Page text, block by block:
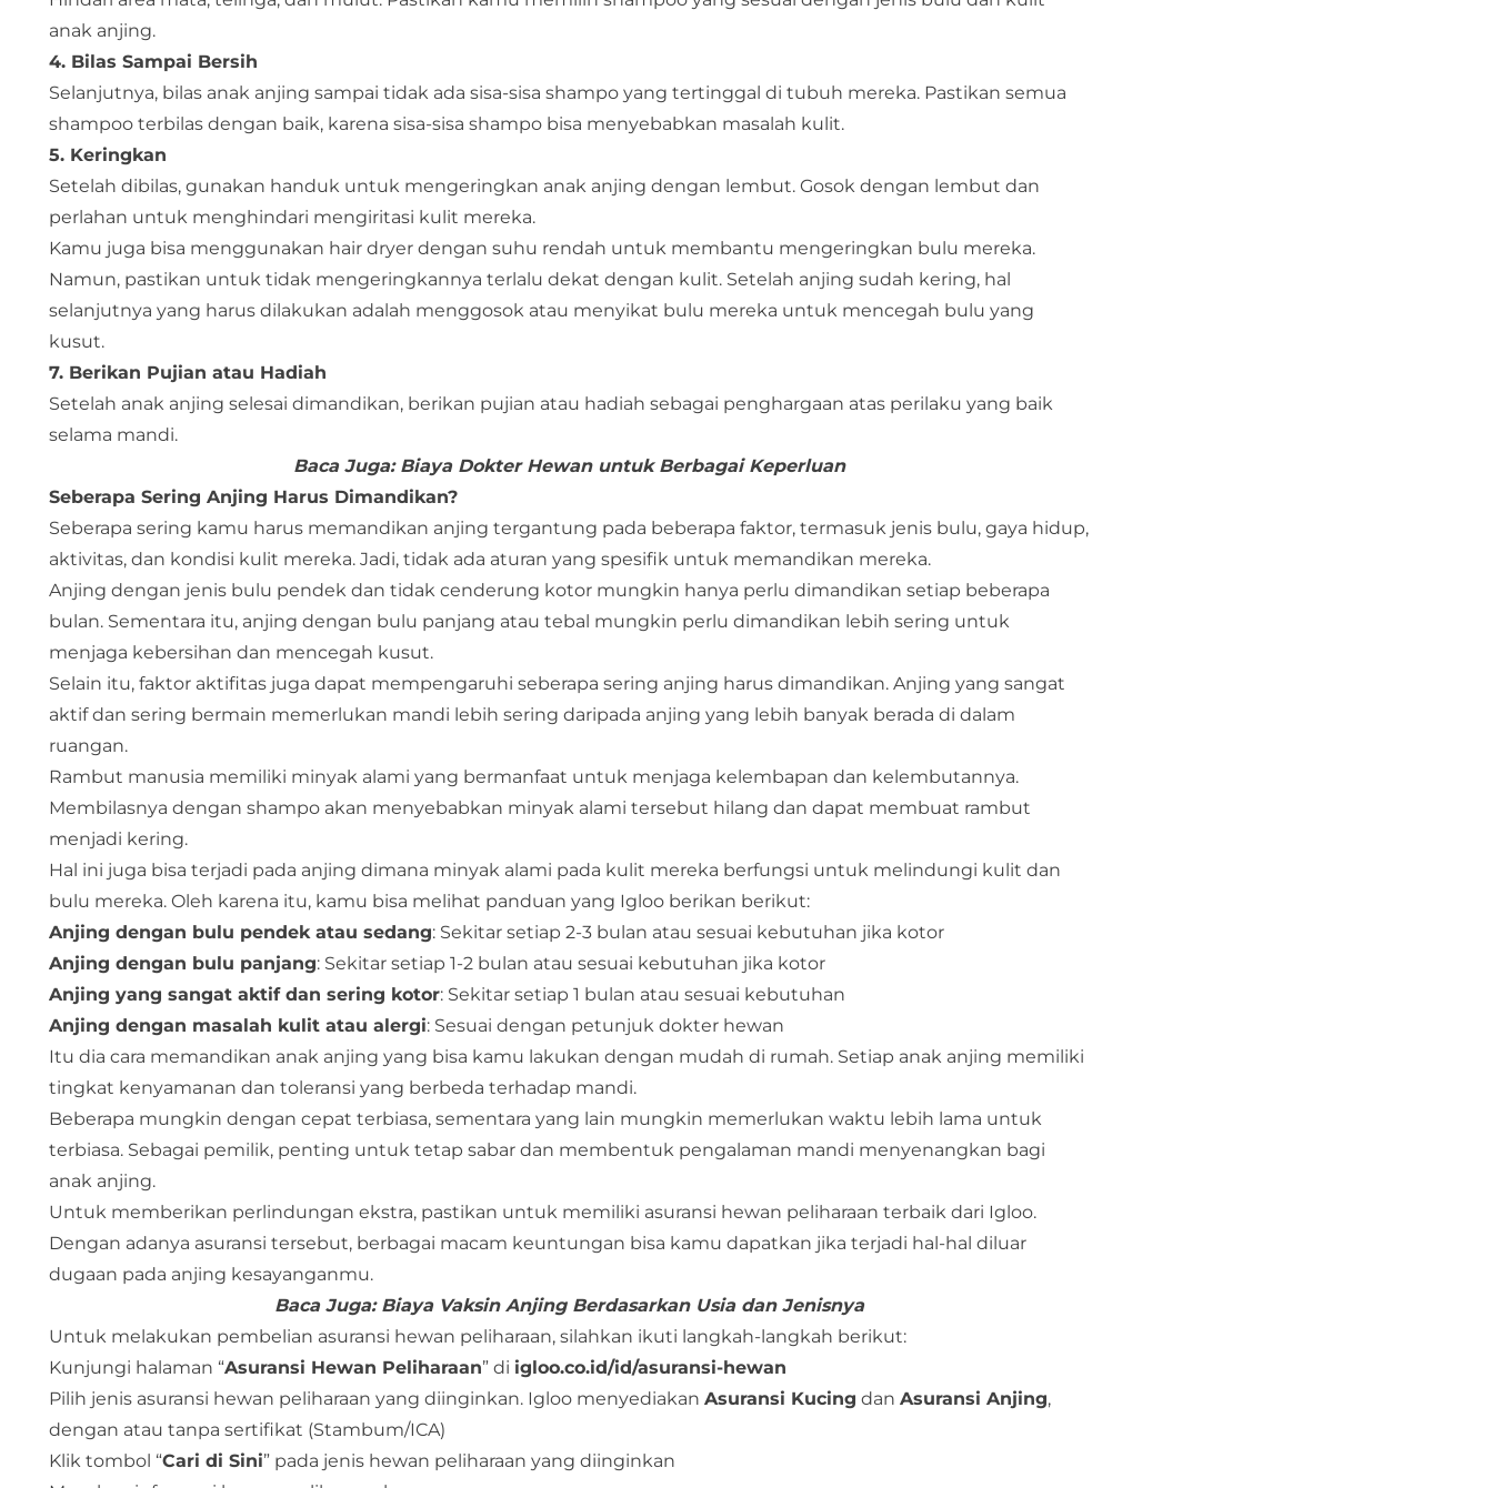
anak anjing.
4. Bilas Sampai Bersih
Selanjutnya, bilas anak anjing sampai tidak ada sisa-sisa shampo yang tertinggal di tubuh mereka. Pastikan semua
shampoo terbilas dengan baik, karena sisa-sisa shampo bisa menyebabkan masalah kulit.
5. Keringkan
Setelah dibilas, gunakan handuk untuk mengeringkan anak anjing dengan lembut. Gosok dengan lembut dan
perlahan untuk menghindari mengiritasi kulit mereka.
Kamu juga bisa menggunakan hair dryer dengan suhu rendah untuk membantu mengeringkan bulu mereka.
Namun, pastikan untuk tidak mengeringkannya terlalu dekat dengan kulit. Setelah anjing sudah kering, hal
selanjutnya yang harus dilakukan adalah menggosok atau menyikat bulu mereka untuk mencegah bulu yang
kusut.
7. Berikan Pujian atau Hadiah
Setelah anak anjing selesai dimandikan, berikan pujian atau hadiah sebagai penghargaan atas perilaku yang baik
selama mandi.
Baca Juga: Biaya Dokter Hewan untuk Berbagai Keperluan
Seberapa Sering Anjing Harus Dimandikan?
Seberapa sering kamu harus memandikan anjing tergantung pada beberapa faktor, termasuk jenis bulu, gaya hidup,
aktivitas, dan kondisi kulit mereka. Jadi, tidak ada aturan yang spesifik untuk memandikan mereka.
Anjing dengan jenis bulu pendek dan tidak cenderung kotor mungkin hanya perlu dimandikan setiap beberapa
bulan. Sementara itu, anjing dengan bulu panjang atau tebal mungkin perlu dimandikan lebih sering untuk
menjaga kebersihan dan mencegah kusut.
Selain itu, faktor aktifitas juga dapat mempengaruhi seberapa sering anjing harus dimandikan. Anjing yang sangat
aktif dan sering bermain memerlukan mandi lebih sering daripada anjing yang lebih banyak berada di dalam
ruangan.
Rambut manusia memiliki minyak alami yang bermanfaat untuk menjaga kelembapan dan kelembutannya.
Membilasnya dengan shampo akan menyebabkan minyak alami tersebut hilang dan dapat membuat rambut
menjadi kering.
Hal ini juga bisa terjadi pada anjing dimana minyak alami pada kulit mereka berfungsi untuk melindungi kulit dan
bulu mereka. Oleh karena itu, kamu bisa melihat panduan yang Igloo berikan berikut:
Anjing dengan bulu pendek atau sedang: Sekitar setiap 2-3 bulan atau sesuai kebutuhan jika kotor
Anjing dengan bulu panjang: Sekitar setiap 1-2 bulan atau sesuai kebutuhan jika kotor
Anjing yang sangat aktif dan sering kotor: Sekitar setiap 1 bulan atau sesuai kebutuhan
Anjing dengan masalah kulit atau alergi: Sesuai dengan petunjuk dokter hewan
Itu dia cara memandikan anak anjing yang bisa kamu lakukan dengan mudah di rumah. Setiap anak anjing memiliki
tingkat kenyamanan dan toleransi yang berbeda terhadap mandi.
Beberapa mungkin dengan cepat terbiasa, sementara yang lain mungkin memerlukan waktu lebih lama untuk
terbiasa. Sebagai pemilik, penting untuk tetap sabar dan membentuk pengalaman mandi menyenangkan bagi
anak anjing.
Untuk memberikan perlindungan ekstra, pastikan untuk memiliki asuransi hewan peliharaan terbaik dari Igloo.
Dengan adanya asuransi tersebut, berbagai macam keuntungan bisa kamu dapatkan jika terjadi hal-hal diluar
dugaan pada anjing kesayanganmu.
Baca Juga: Biaya Vaksin Anjing Berdasarkan Usia dan Jenisnya
Untuk melakukan pembelian asuransi hewan peliharaan, silahkan ikuti langkah-langkah berikut:
Kunjungi halaman “Asuransi Hewan Peliharaan” di igloo.co.id/id/asuransi-hewan
Pilih jenis asuransi hewan peliharaan yang diinginkan. Igloo menyediakan Asuransi Kucing dan Asuransi Anjing,
dengan atau tanpa sertifikat (Stambum/ICA)
Klik tombol “Cari di Sini” pada jenis hewan peliharaan yang diinginkan